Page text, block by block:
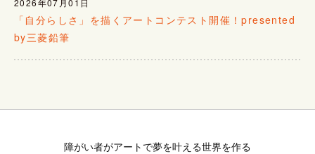
2026年07月01日
「自分らしさ」を描くアートコンテスト開催！presented
by三菱鉛筆
障がい者がアートで夢を叶える世界を作る